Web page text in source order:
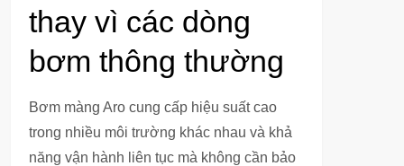
thay vì các dòng
bơm thông thường
Bơm màng Aro cung cấp hiệu suất cao
trong nhiều môi trường khác nhau và khả
năng vận hành liên tục mà không cần bảo